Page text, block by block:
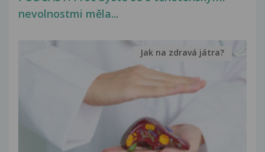
nevolnostmi měla...
Jak na zdravá játra?